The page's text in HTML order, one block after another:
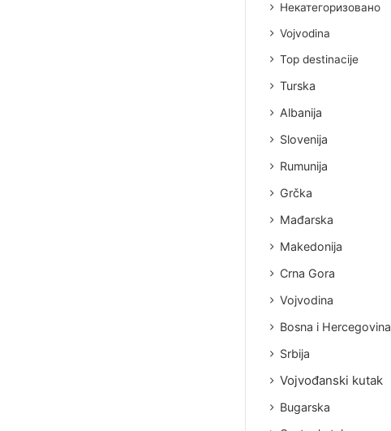
Некатегоризовано
Vojvodina
Top destinacije
Turska
Albanija
Slovenija
Rumunija
Grčka
Mađarska
Makedonija
Crna Gora
Vojvodina
Bosna i Hercegovina
Srbija
Vojvođanski kutak
Bugarska